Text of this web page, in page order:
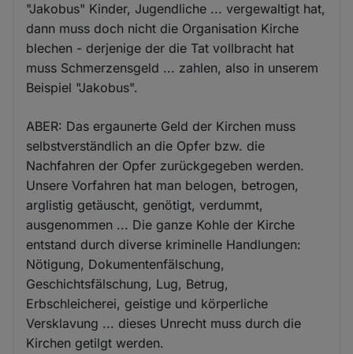
"Jakobus" Kinder, Jugendliche ... vergewaltigt hat,
dann muss doch nicht die Organisation Kirche
blechen - derjenige der die Tat vollbracht hat
muss Schmerzensgeld ... zahlen, also in unserem
Beispiel "Jakobus".
ABER: Das ergaunerte Geld der Kirchen muss
selbstverständlich an die Opfer bzw. die
Nachfahren der Opfer zurückgegeben werden.
Unsere Vorfahren hat man belogen, betrogen,
arglistig getäuscht, genötigt, verdummt,
ausgenommen ... Die ganze Kohle der Kirche
entstand durch diverse kriminelle Handlungen:
Nötigung, Dokumentenfälschung,
Geschichtsfälschung, Lug, Betrug,
Erbschleicherei, geistige und körperliche
Versklavung ... dieses Unrecht muss durch die
Kirchen getilgt werden.